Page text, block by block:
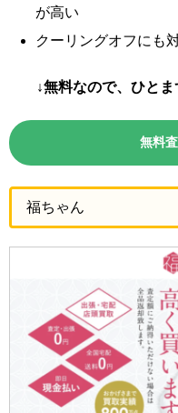
が高い
クーリングオフにも
↓無料なので、ひと
無料
福ちゃん